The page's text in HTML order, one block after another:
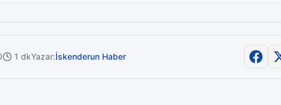
1 dkYazar:İskenderun Haber